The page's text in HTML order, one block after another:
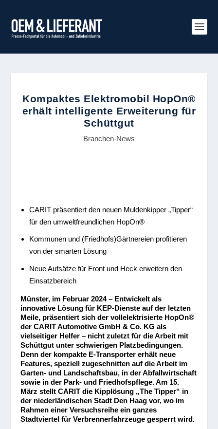
Kompaktes Elektromobil HopOn®
erhält intelligente Erweiterung für
Schüttgut
Branchen-News
CARIT präsentiert den neuen Muldenkipper „Tipper“
für den umweltfreundlichen HopOn®
Kommunen und (Friedhofs)Gärtnereien profitieren
von der smarten Lösung
Neue Aufsätze für Front und Heck erweitern den
Einsatzbereich
Münster, im Februar 2024 – Entwickelt als
innovative Lösung für KEP-Dienste auf der letzten
Meile, präsentiert sich der vollelektrisierte HopOn®
der CARIT Automotive GmbH & Co. KG als
vielseitiger Helfer – nicht zuletzt für die Arbeit mit
Schüttgut unter schwierigen Platzbedingungen.
Denn der kompakte E-Transporter erhält neue
Features, speziell zugeschnitten auf die Arbeit im
Garten- und Landschaftsbau, in der Abfallwirtschaft
sowie in der Park- und Friedhofspflege. Am 15.
März stellt CARIT die Kipplösung „The Tipper“ in
der niederländischen Stadt Den Haag vor, wo im
Rahmen einer Versuchsreihe ein ganzes
Stadtviertel für Verbrennerfahrzeuge gesperrt wird.